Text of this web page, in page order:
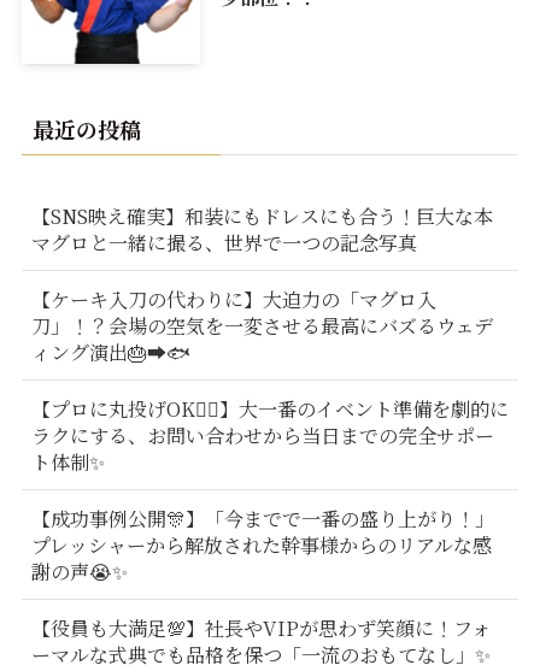
最近の投稿
【SNS映え確実】和装にもドレスにも合う！巨大な本
マグロと一緒に撮る、世界で一つの記念写真
【ケーキ入刀の代わりに】大迫力の「マグロ入
刀」！？会場の空気を一変させる最高にバズるウェデ
ィング演出🎂➡️🐟
【プロに丸投げOK🙆‍♂️】大一番のイベント準備を劇的に
ラクにする、お問い合わせから当日までの完全サポー
ト体制✨
【成功事例公開🎊】「今までで一番の盛り上がり！」
プレッシャーから解放された幹事様からのリアルな感
謝の声😭✨
【役員も大満足💯】社長やVIPが思わず笑顔に！フォ
ーマルな式典でも品格を保つ「一流のおもてなし」✨